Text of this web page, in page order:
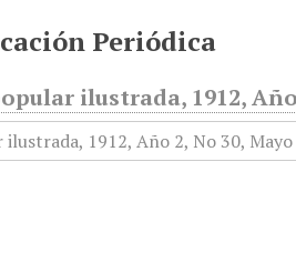
Periódica
ilustrada, 1912,